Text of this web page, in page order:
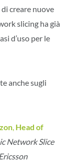
creare nuove
slicing ha già
d’uso per le
anche sugli
Head of
Network Slice